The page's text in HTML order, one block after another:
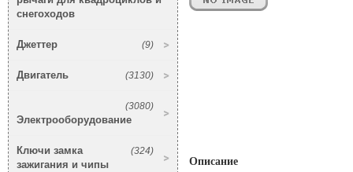
снегоходов
(9)
Джеттер
(3130)
Двигатель
(3080)
Электрооборудование
(324)
Ключи замка
зажигания и чипы
Описание